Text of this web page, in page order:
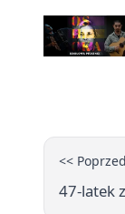
<<
47-latek